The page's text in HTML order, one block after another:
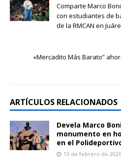
Comparte Marco
con estudiantes de
de la RMCAN en
«Mercadito Más Barato”
ARTÍCULOS RELACIONADOS
Devela Marco
monumento en
en el
13 de febrero de 2026